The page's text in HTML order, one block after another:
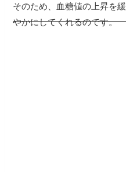
そのため、血糖値の上昇を緩
やかにしてくれるのです。